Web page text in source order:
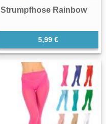
Strumpfhose Rainbow
5,99 €